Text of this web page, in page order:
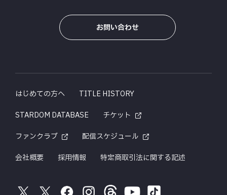
お問い合わせ
はじめての方へ
TITLE HISTORY
STARDOM DATABASE
チケット
ファンクラブ
配信スケジュール
会社概要
採用情報 特定商取引法に関する記述